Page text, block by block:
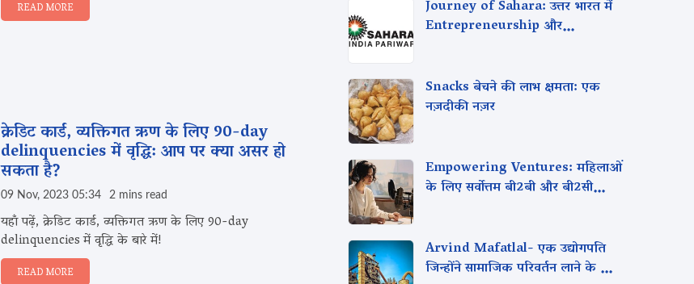
READ MORE
क्रेडिट कार्ड, व्यक्तिगत ऋण के लिए 90-day
delinquencies में वृद्धि: आप पर क्या असर हो
सकता है?
09 Nov, 2023 05:34 2 mins read
यहाँ पढ़ें, क्रेडिट कार्ड, व्यक्तिगत ऋण के लिए 90-day
delinquencies में वृद्धि के बारे में!
READ MORE
Journey of Sahara: उत्तर भारत में
Entrepreneurship और
Snacks बेचने की लाभ क्षमता: एक
नज़दीकी नज़र
Empowering Ventures: महिलाओं
के लिए सर्वोत्तम बी2बी और बी2सी
Arvind Mafatlal- एक उद्योगपति
जिन्होंने सामाजिक परिवर्तन लाने के लिए